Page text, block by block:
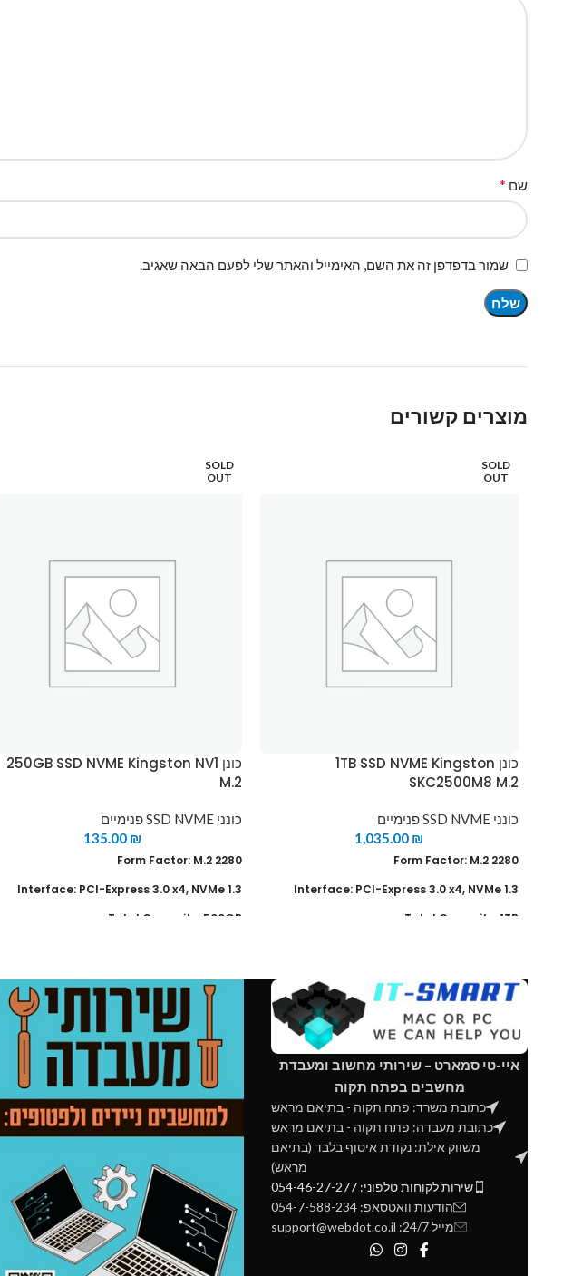
שם *
שמור בדפדפן זה את השם, האימייל והאתר שלי לפעם הבאה שאגיב.
מוצרים קשורים
SOLD
OUT
כונן 1TB SSD NVME Kingston
SKC2500M8 M.2
כונני SSD NVME פנימיים
1,035.00 ₪
Form Factor: M.2 2280
Interface: PCI-Express 3.0 x4, NVMe 1.3
Total Capacity: 1TB
Write speed : up to 2900 MB/s
TRIM & S.M.A.R.T supported
NAND: 96-layer 3D TLC
SOLD
OUT
כונן 250GB SSD NVME Kingston NV1
M.2
כונני SSD NVME פנימיים
135.00 ₪
Form Factor: M.2 2280
Interface: PCI-Express 3.0 x4, NVMe 1.3
Total Capacity: 500GB
Read Speed : up to 2100 MB/s
TRIM & S.M.A.R.T supported
NAND: 96-layer 3D TLC
איי-טי סמארט – שירותי מחשוב ומעבדת
מחשבים בפתח תקוה
כתובת משרד: פתח תקוה - בתיאם מראש
כתובת מעבדה: פתח תקוה - בתיאם מראש
משווק אילת: נקודת איסוף בלבד (בתיאם
מראש)
שירות לקוחות טלפוני: 054-46-27-277
הודעות וואטסאפ: 054-7-588-234
מייל 24/7: support@webdot.co.il